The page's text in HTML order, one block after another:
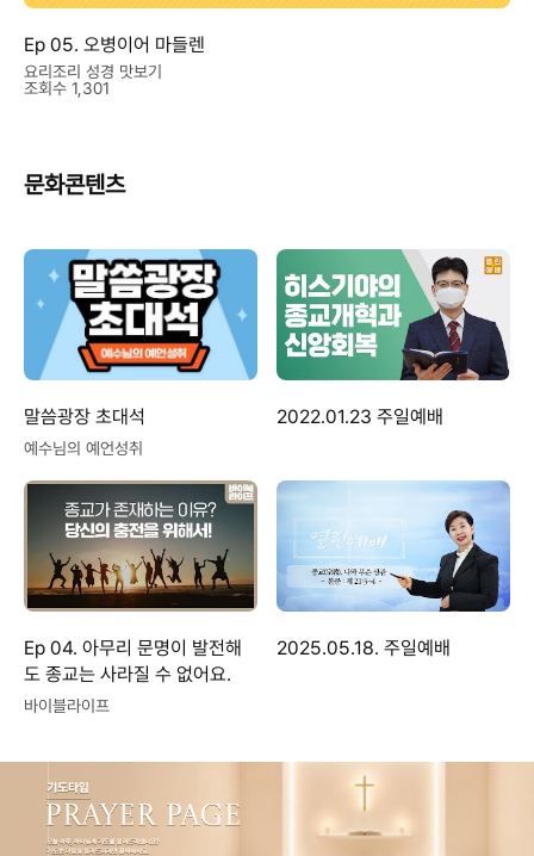
Ep 05. 오병이어 마들렌
요리조리 성경 맛보기
조회수 1,301
문화콘텐츠
말씀광장 초대석
예수님의 예언성취
2022.01.23 주일예배
Ep 04. 아무리 문명이 발전해
도 종교는 사라질 수 없어요.
바이블라이프
2025.05.18. 주일예배